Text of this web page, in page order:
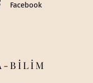
Facebook
BİLİM